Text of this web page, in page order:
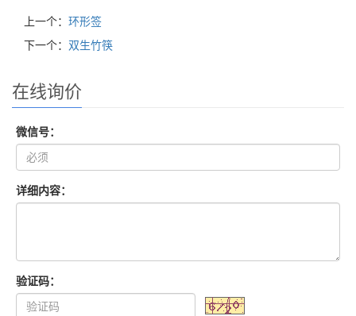
上一个： 环形签
下一个： 双生竹筷
在线询价
微信号：
详细内容：
验证码：